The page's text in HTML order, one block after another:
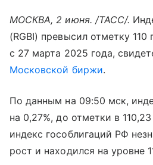
МОСКВА, 2 июня. /ТАСС/.
(RGBI) превысил отметку 110
с 27 марта 2025 года,
Московской биржи.
По данным на 09:50 мск,
на 0,27%, до отметки в
индекс гособлигаций РФ
рост и находился на уровне